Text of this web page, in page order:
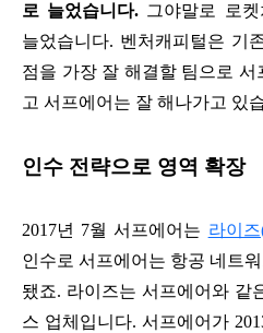
로 늘었습니다. 그야말로 로
늘었습니다. 벤처캐피털은 기
점을 가장 잘 해결할 팀으로 서
고 서프에어는 잘 해나가고 있
인수 전략으로 영역 확장
2017년 7월 서프에어는 라이
인수로 서프에어는 항공 네트
됐죠. 라이즈는 서프에어와 같
스 업체입니다. 서프에어가